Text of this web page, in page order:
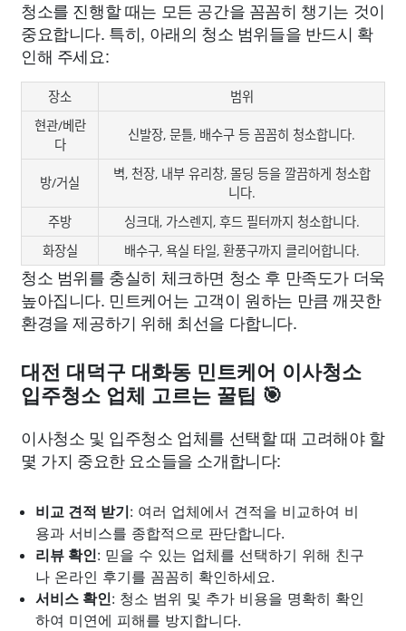
청소를 진행할 때는 모든 공간을 꼼꼼히 챙기는 것이
중요합니다. 특히, 아래의 청소 범위들을 반드시 확
인해 주세요:
장소
범위
현관/베란
다
신발장, 문틀, 배수구 등 꼼꼼히 청소합니다.
방/거실
벽, 천장, 내부 유리창, 몰딩 등을 깔끔하게 청소합
니다.
주방
싱크대, 가스렌지, 후드 필터까지 청소합니다.
화장실
배수구, 욕실 타일, 환풍구까지 클리어합니다.
청소 범위를 충실히 체크하면 청소 후 만족도가 더욱
높아집니다. 민트케어는 고객이 원하는 만큼 깨끗한
환경을 제공하기 위해 최선을 다합니다.
대전 대덕구 대화동 민트케어 이사청소
입주청소 업체 고르는 꿀팁 🎯
이사청소 및 입주청소 업체를 선택할 때 고려해야 할
몇 가지 중요한 요소들을 소개합니다:
비교 견적 받기: 여러 업체에서 견적을 비교하여 비
용과 서비스를 종합적으로 판단합니다.
리뷰 확인: 믿을 수 있는 업체를 선택하기 위해 친구
나 온라인 후기를 꼼꼼히 확인하세요.
서비스 확인: 청소 범위 및 추가 비용을 명확히 확인
하여 미연에 피해를 방지합니다.